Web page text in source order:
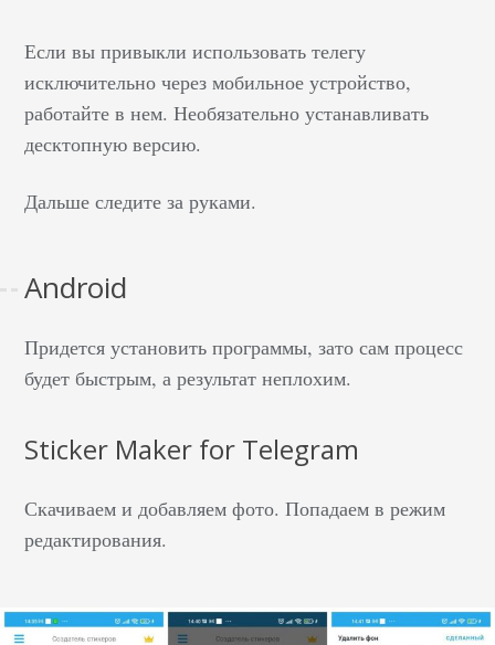
Если вы привыкли использовать телегу
исключительно через мобильное устройство,
работайте в нем. Необязательно устанавливать
десктопную версию.
Дальше следите за руками.
Android
Придется установить программы, зато сам процесс
будет быстрым, а результат неплохим.
Sticker Maker for Telegram
Скачиваем и добавляем фото. Попадаем в режим
редактирования.